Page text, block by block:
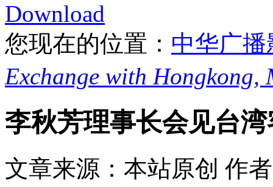
Download
您现在的位置： 中华广
Exchange with Hongkong,
李秋芳理事长会见台
文章来源：本站原创 作